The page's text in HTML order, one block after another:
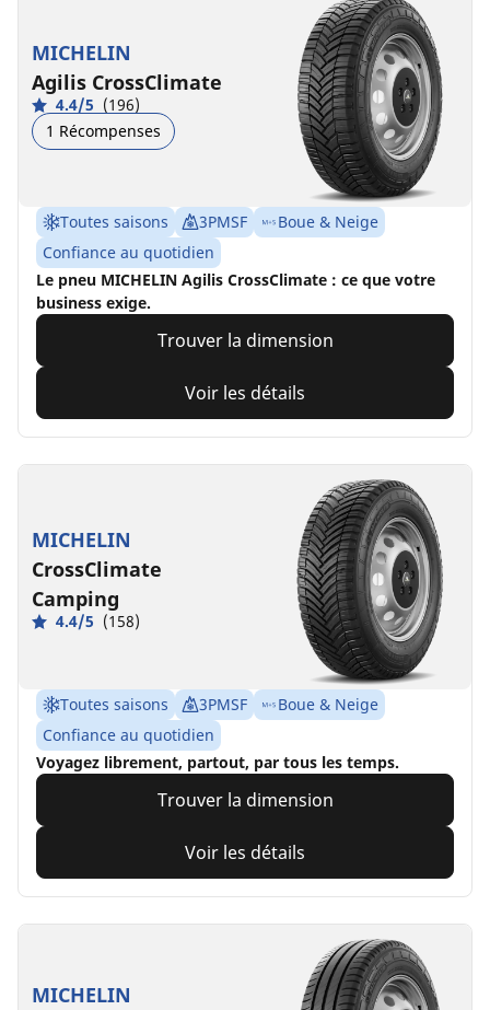
MICHELIN
Agilis CrossClimate
4.4/5 (196)
1 Récompenses
Toutes saisons 3PMSF
Boue & Neige
Confiance au quotidien
Le pneu MICHELIN Agilis CrossClimate : ce que votre
business exige.
Trouver la dimension
Voir les détails
MICHELIN
CrossClimate
Camping
4.4/5 (158)
Toutes saisons 3PMSF
Boue & Neige
Confiance au quotidien
Voyagez librement, partout, par tous les temps.
Trouver la dimension
Voir les détails
MICHELIN